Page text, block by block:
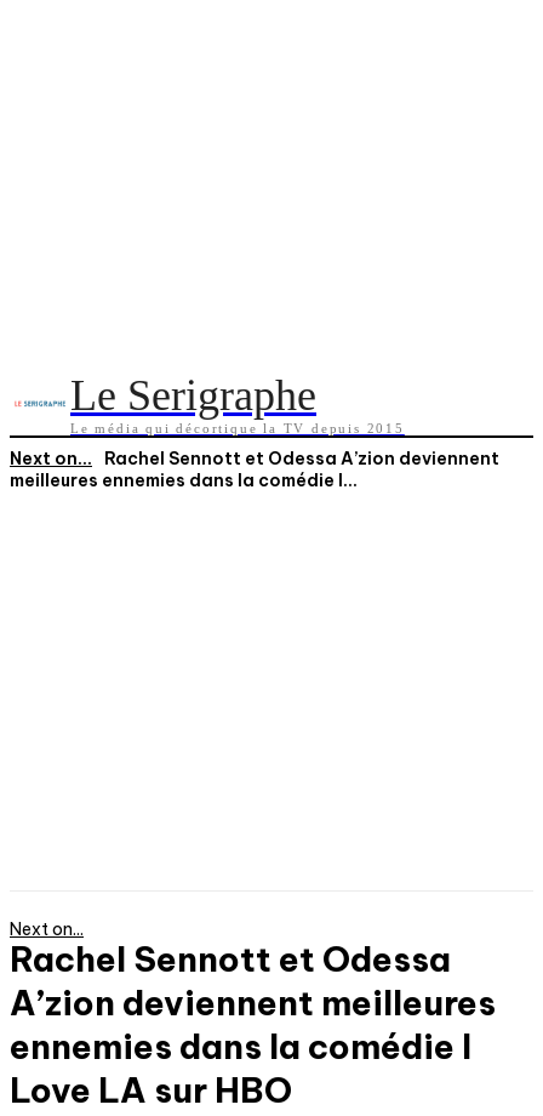
Le Serigraphe
Le média qui décortique la TV depuis 2015
Next on...
Rachel Sennott et Odessa A’zion deviennent
meilleures ennemies dans la comédie I...
Next on...
Rachel Sennott et Odessa
A’zion deviennent meilleures
ennemies dans la comédie I
Love LA sur HBO